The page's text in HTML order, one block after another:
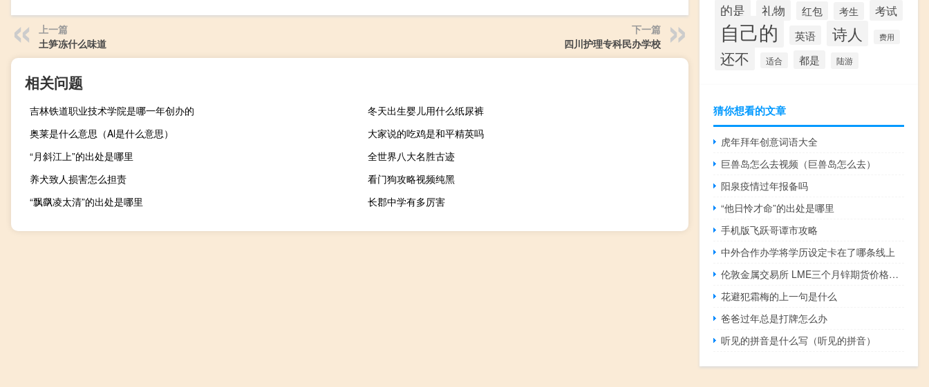
上一篇
土笋冻什么味道
下一篇
四川护理专科民办学校
相关问题
吉林铁道职业技术学院是哪一年创办的
冬天出生婴儿用什么纸尿裤
奥莱是什么意思（Al是什么意思）
大家说的吃鸡是和平精英吗
“月斜江上”的出处是哪里
全世界八大名胜古迹
养犬致人损害怎么担责
看门狗攻略视频纯黑
“飘飖凌太清”的出处是哪里
长郡中学有多厉害
的是 礼物 红包 考生 考试
自己的 英语 诗人 费用
还不 适合 都是 陆游
猜你想看的文章
虎年拜年创意词语大全
巨兽岛怎么去视频（巨兽岛怎么去）
阳泉疫情过年报备吗
“他日怜才命”的出处是哪里
手机版飞跃哥谭市攻略
中外合作办学将学历设定卡在了哪条线上
伦敦金属交易所 LME三个月锌期货价格达到自5月11日以来的最高水平
花避犯霜梅的上一句是什么
爸爸过年总是打牌怎么办
听见的拼音是什么写（听见的拼音）